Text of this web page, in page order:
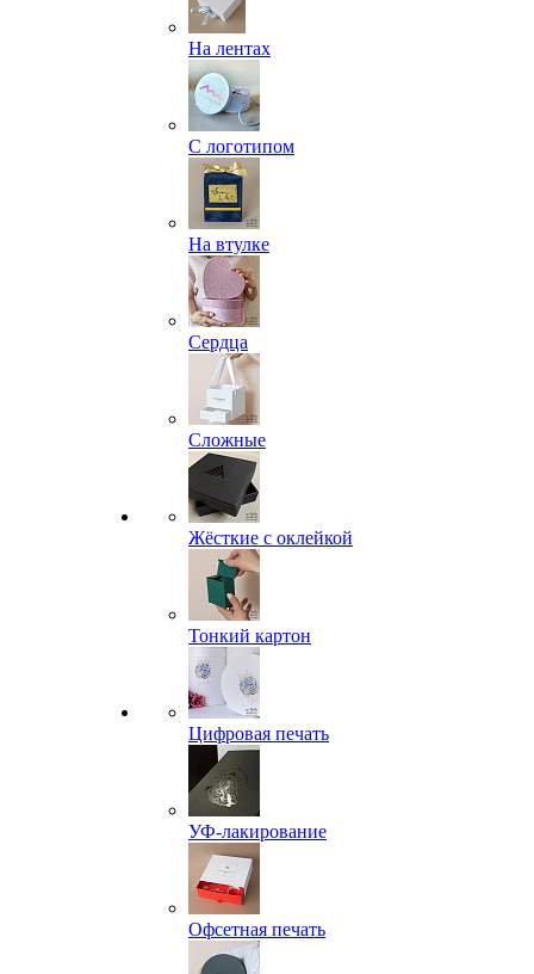
На лентах
С логотипом
На втулке
Сердца
Сложные
Жёсткие с оклейкой
Тонкий картон
Цифровая печать
УФ-лакирование
Офсетная печать